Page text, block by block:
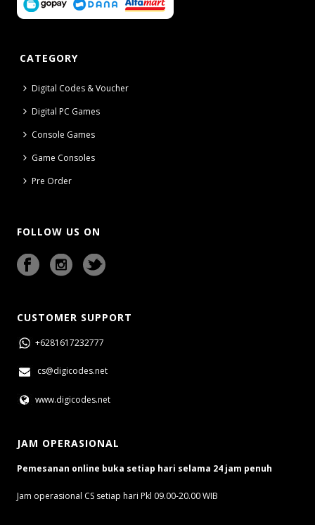
CATEGORY
Digital Codes & Voucher
Digital PC Games
Console Games
Game Consoles
Pre Order
FOLLOW US ON
CUSTOMER SUPPORT
+6281617232777
cs@digicodes.net
www.digicodes.net
JAM OPERASIONAL
Pemesanan online buka setiap hari selama 24 jam penuh
Jam operasional CS setiap hari Pkl 09.00-20.00 WIB